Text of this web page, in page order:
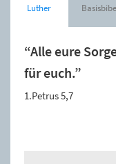
Luther
“Alle eure
für euch.”
1.Petrus 5,7